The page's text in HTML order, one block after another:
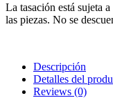
La tasación está sujeta
las piezas. No se
Descripción
Detalles del
Reviews (0)